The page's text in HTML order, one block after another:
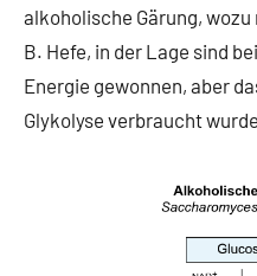
alkoholische Gärung,
B. Hefe, in der Lage sind
Energie gewonnen, aber
Glykolyse verbraucht